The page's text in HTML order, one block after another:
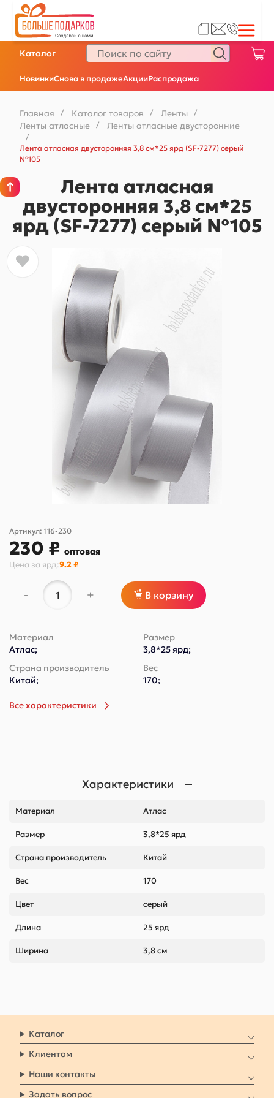
НовинкиСнова в продажеАкцииРаспродажа
Каталог
Главная / Каталог товаров / Ленты /
Ленты атласные / Ленты атласные двусторонние
/
Лента атласная двусторонняя 3,8 см*25 ярд (SF-7277) серый
№105
Лента атласная
двусторонняя 3,8 см*25
ярд (SF-7277) серый №105
Артикул: 116-230
230 ₽ оптовая
Цена за ярд:9.2 ₽
- + В корзину
Материал
Атлас;
Размер
3,8*25 ярд;
Страна производитель
Китай;
Вес
170;
Все характеристики
Характеристики
Материал Атлас
Размер 3,8*25 ярд
Страна производитель Китай
Вес 170
Цвет серый
Длина 25 ярд
Ширина 3,8 см
Каталог
Клиентам
Наши контакты
Задать вопрос